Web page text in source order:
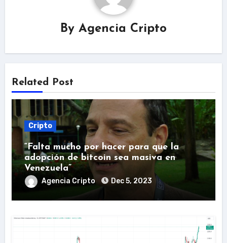
By Agencia Cripto
Related Post
Cripto
“Falta mucho por hacer para que la
adopción de bitcoin sea masiva en
Venezuela”
Agencia Cripto Dec 5, 2023